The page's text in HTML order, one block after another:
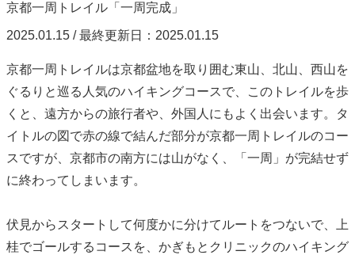
京都一周トレイル「一周完成」
2025.01.15 / 最終更新日：2025.01.15
京都一周トレイルは京都盆地を取り囲む東山、北山、西山を
ぐるりと巡る人気のハイキングコースで、このトレイルを歩
くと、遠方からの旅行者や、外国人にもよく出会います。タ
イトルの図で赤の線で結んだ部分が京都一周トレイルのコー
スですが、京都市の南方には山がなく、「一周」が完結せず
に終わってしまいます。
伏見からスタートして何度かに分けてルートをつないで、上
桂でゴールするコースを、かぎもとクリニックのハイキング